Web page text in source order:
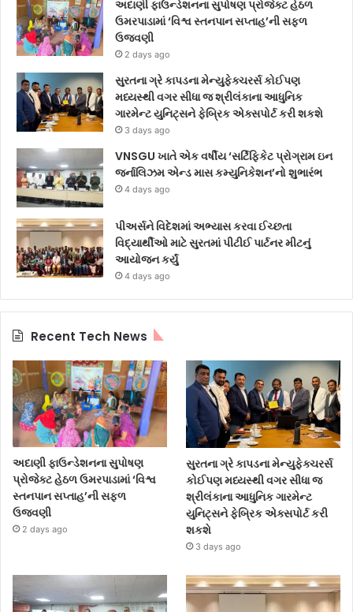
અદાણી ફાઉન્ડેશનના સુપોષણ પ્રોજેક્ટ હેઠળ
ઉમરપાડામાં ‘વિશ્વ સ્તનપાન સપ્તાહ’ની સફળ
ઉજવણી
2 days ago
સુરતના ગ્રે કાપડના મેન્યુફેક્ચરર્સ કોઈપણ
મધ્યસ્થી વગર સીધા જ શ્રીલંકાના આધુનિક
ગારમેન્ટ યુનિટ્સને ફેબ્રિક એક્સપોર્ટ કરી શકશે
3 days ago
VNSGU ખાતે એક વર્ષીય ‘સર્ટિફિકેટ પ્રોગ્રામ ઇન
જર્નાલિઝમ એન્ડ માસ કમ્યુનિકેશન’નો શુભારંભ
4 days ago
પીઅર્સને વિદેશમાં અભ્યાસ કરવા ઈચ્છતા
વિદ્યાર્થીઓ માટે સુરતમાં પીટીઈ પાર્ટનર મીટનું
આયોજન કર્યું
4 days ago
Recent Tech News
અદાણી ફાઉન્ડેશનના સુપોષણ
પ્રોજેક્ટ હેઠળ ઉમરપાડામાં ‘વિશ્વ
સ્તનપાન સપ્તાહ’ની સફળ
ઉજવણી
2 days ago
સુરતના ગ્રે કાપડના મેન્યુફેક્ચરર્સ
કોઈપણ મધ્યસ્થી વગર સીધા જ
શ્રીલંકાના આધુનિક ગારમેન્ટ
યુનિટ્સને ફેબ્રિક એક્સપોર્ટ કરી
શકશે
3 days ago